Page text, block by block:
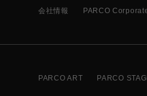
会社情報 PARCO
PARCO ART PARCO